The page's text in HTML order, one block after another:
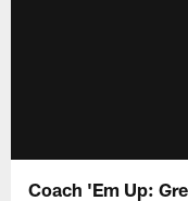
Coach 'Em Up: